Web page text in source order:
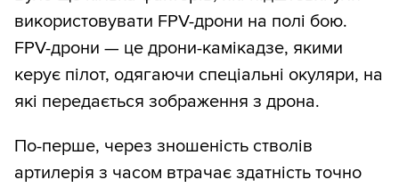
використовувати FPV-дрони на полі бою.
FPV-дрони — це дрони-камікадзе, якими
керує пілот, одягаючи спеціальні окуляри, на
які передається зображення з дрона.
По-перше, через зношеність стволів
артилерія з часом втрачає здатність точно